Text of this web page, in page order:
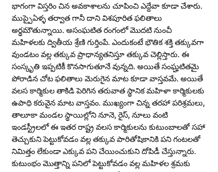
భాగంగా విస్తరిం చిన అవకాశాలను చూపించి ఎద్దేవా కూడా చేశారు.
ముప్పైఏళ్ళ తర్వాత గానీ దాని విశపూరిత ఫలితాలు
అర్థమౌతున్నాయి. అసంఘటిత రంగంలో మొదటి నుంచీ
మహిళలకు ద్వితీయ శ్రేణి గుర్తింపే. ఎందుకంటే భౌతిక శక్తి తక్కువగా
వుండటం వల్ల తక్కువ ప్రాధాన్యతనిస్తూ తక్కువ చెల్లిస్తారు. ఈ
సంస్కృతి ఇప్పటికీ కొనసాగుతూనే వున్నది. అయితే సంఘ్హటితమై
పోరాడిన చోట ఫలితాలు మెరుగైన మాట కూడా వాస్తవమే. అయితే
వలస కార్మికుల తాకిడి పెరిగిన తరువాత స్థానిక మహిళా కార్మికులకు
ఉపాధి కరువైన మాట వాస్తవం. ముఖ్యంగా చిన్న తరహా పరిశ్రమలు,
తాలూకా మండల స్థాయిల్లోని నూనె, రైస్‌, నూలు వంటి
ఇండస్ట్రీలలో ఈ ఇతర రాష్ట్ర వలస కార్మికులను కుటుంబాలతో సహా
తెచ్చుకుని పెట్టుకోవడం వల్ల తక్కువ పారితోషికానికి పని గంటలతో
నిమిత్తం లేకుండా ఎక్కువ పని చేయించుకుని దోపిడీ చేస్తున్నారు.
కుటుంభం మొత్తాన్ని పనిలో పెట్టుకోవడం వల్ల మహిళల శ్రమకు